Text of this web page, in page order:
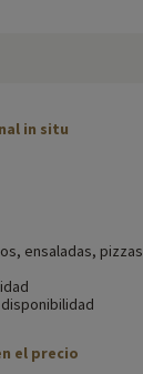
in situ
ensaladas, pizzas
el precio